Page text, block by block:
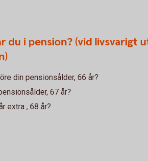
du i pension? (vid livsvarigt
din pensionsålder, 66 år?
67 år?
extra , 68 år?